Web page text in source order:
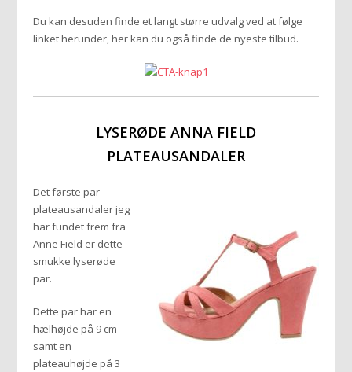
Du kan desuden finde et langt større udvalg ved at følge
linket herunder, her kan du også finde de nyeste tilbud.
LYSERØDE ANNA FIELD
PLATEAUSANDALER
Det første par
plateausandaler jeg
har fundet frem fra
Anne Field er dette
smukke lyserøde
par.
Dette par har en
hælhøjde på 9 cm
samt en
plateauhøjde på 3